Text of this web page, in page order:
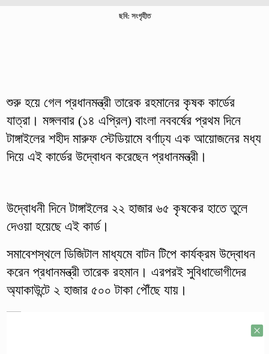
ছবি: সংগৃহীত
শুরু হয়ে গেল প্রধানমন্ত্রী তারেক রহমানের কৃষক কার্ডের
যাত্রা। মঙ্গলবার (১৪ এপ্রিল) বাংলা নববর্ষের প্রথম দিনে
টাঙ্গাইলের শহীদ মারুফ স্টেডিয়ামে বর্ণাঢ্য এক আয়োজনের মধ্য
দিয়ে এই কার্ডের উদ্বোধন করেছেন প্রধানমন্ত্রী।
উদ্বোধনী দিনে টাঙ্গাইলের ২২ হাজার ৬৫ কৃষকের হাতে তুলে
দেওয়া হয়েছে এই কার্ড।
সমাবেশস্থলে ডিজিটাল মাধ্যমে বাটন টিপে কার্যক্রম উদ্বোধন
করেন প্রধানমন্ত্রী তারেক রহমান। এরপরই সুবিধাভোগীদের
অ্যাকাউন্টে ২ হাজার ৫০০ টাকা পৌঁছে যায়।